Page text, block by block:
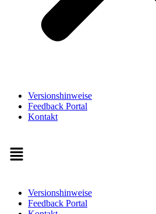
Versionshinweise
Feedback Portal
Kontakt
Menü
Versionshinweise
Feedback Portal